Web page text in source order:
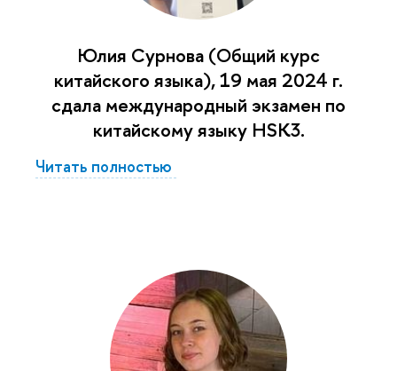
Юлия Сурнова (Общий курс
китайского языка), 19 мая 2024 г.
сдала международный экзамен по
китайскому языку HSK3.
Читать полностью